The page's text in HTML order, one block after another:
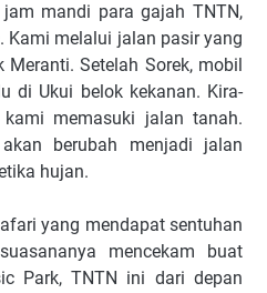
mandi para gajah TNTN,
melalui jalan pasir yang
Setelah Sorek, mobil
di Ukui belok kekanan. Kira-
memasuki jalan tanah.
berubah menjadi jalan
hujan.
yang mendapat sentuhan
mencekam buat
Park, TNTN ini dari depan